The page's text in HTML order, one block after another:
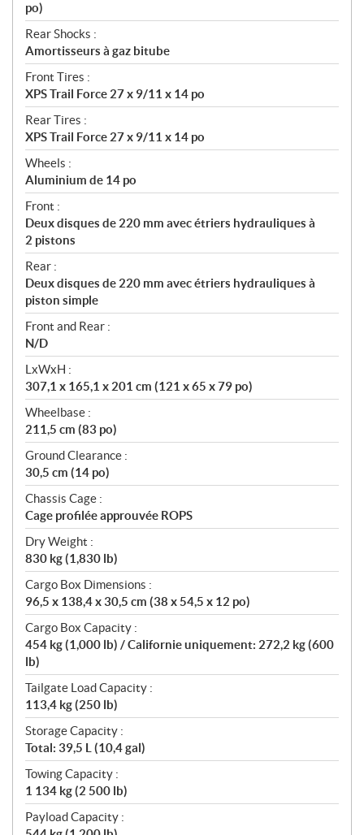
po)
Rear Shocks :
Amortisseurs à gaz bitube
Front Tires :
XPS Trail Force 27 x 9/11 x 14 po
Rear Tires :
XPS Trail Force 27 x 9/11 x 14 po
Wheels :
Aluminium de 14 po
Front :
Deux disques de 220 mm avec étriers hydrauliques à
2 pistons
Rear :
Deux disques de 220 mm avec étriers hydrauliques à
piston simple
Front and Rear :
N/D
LxWxH :
307,1 x 165,1 x 201 cm (121 x 65 x 79 po)
Wheelbase :
211,5 cm (83 po)
Ground Clearance :
30,5 cm (14 po)
Chassis Cage :
Cage profilée approuvée ROPS
Dry Weight :
830 kg (1,830 lb)
Cargo Box Dimensions :
96,5 x 138,4 x 30,5 cm (38 x 54,5 x 12 po)
Cargo Box Capacity :
454 kg (1,000 lb) / Californie uniquement: 272,2 kg (600
lb)
Tailgate Load Capacity :
113,4 kg (250 lb)
Storage Capacity :
Total: 39,5 L (10,4 gal)
Towing Capacity :
1 134 kg (2 500 lb)
Payload Capacity :